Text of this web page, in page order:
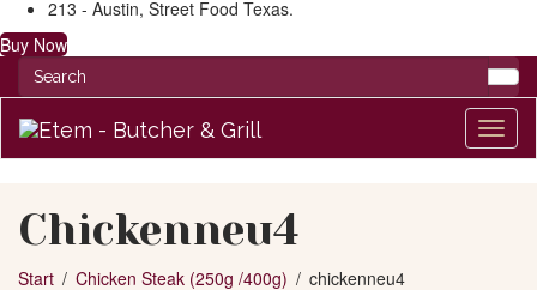
213 - Austin, Street Food Texas.
Buy Now
Chickenneu4
Start Chicken Steak (250g /400g) chickenneu4